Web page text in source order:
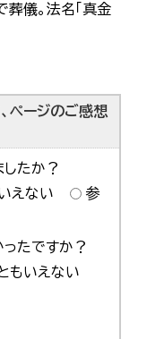
儀。法名「真金
ページのご感想
たか？
えない
参
たですか？
もいえない